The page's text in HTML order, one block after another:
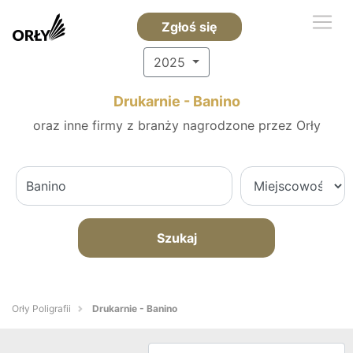
Zgłoś się
2025
Drukarnie - Banino
oraz inne firmy z branży nagrodzone przez Orły
Szukaj
Orły Poligrafii Drukarnie - Banino